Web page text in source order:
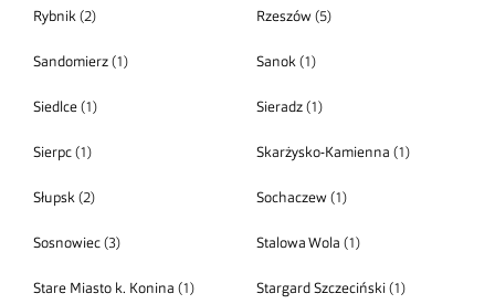
Rybnik (2) Rzeszów(5)
Sandomierz (1) Sanok(1)
Siedlce (1) Sieradz(1)
Sierpc (1) Skarżysko-Kamienna (1)
Słupsk (2) Sochaczew(1)
Sosnowiec (3) Stalowa Wola (1)
Stare Miasto k. Konina (1) Stargard Szczeciński(1)